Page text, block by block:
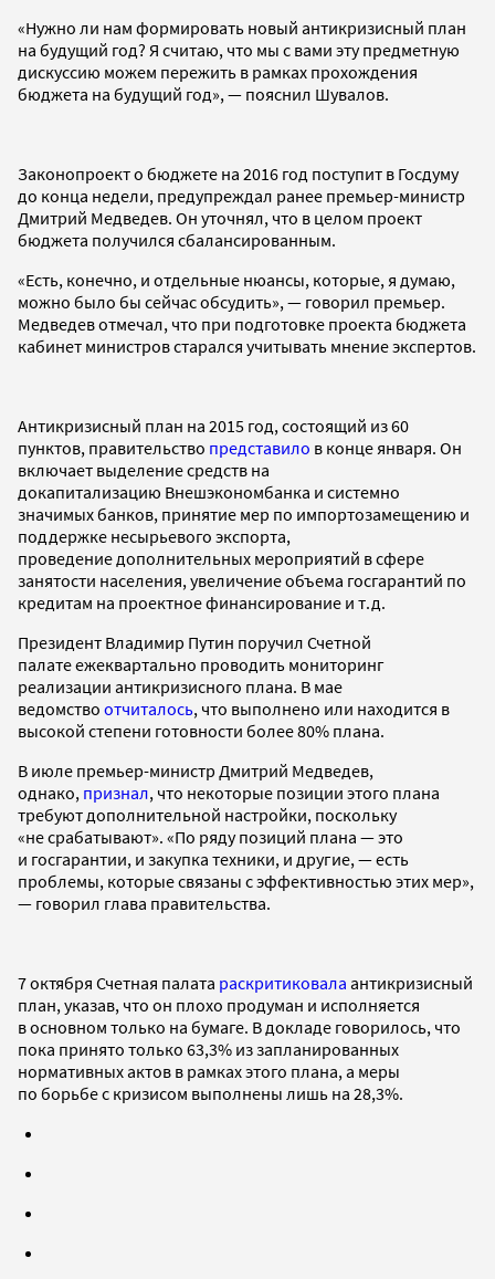
«Нужно ли нам формировать новый антикризисный план
на будущий год? Я считаю, что мы с вами эту предметную
дискуссию можем пережить в рамках прохождения
бюджета на будущий год», — пояснил Шувалов.
Законопроект о бюджете на 2016 год поступит в Госдуму
до конца недели, предупреждал ранее премьер-министр
Дмитрий Медведев. Он уточнял, что в целом проект
бюджета получился сбалансированным.
«Есть, конечно, и отдельные нюансы, которые, я думаю,
можно было бы сейчас обсудить», — говорил премьер.
Медведев отмечал, что при подготовке проекта бюджета
кабинет министров старался учитывать мнение экспертов.
Антикризисный план на 2015 год, состоящий из 60
пунктов, правительство представило в конце января. Он
включает выделение средств на
докапитализацию Внешэкономбанка и системно
значимых банков, принятие мер по импортозамещению и
поддержке несырьевого экспорта,
проведение дополнительных мероприятий в сфере
занятости населения, увеличение объема госгарантий по
кредитам на проектное финансирование и т.д.
Президент Владимир Путин поручил Счетной
палате ежеквартально проводить мониторинг
реализации антикризисного плана. В мае
ведомство отчиталось, что выполнено или находится в
высокой степени готовности более 80% плана.
В июле премьер-министр Дмитрий Медведев,
однако, признал, что некоторые позиции этого плана
требуют дополнительной настройки, поскольку
«не срабатывают». «По ряду позиций плана — это
и госгарантии, и закупка техники, и другие, — есть
проблемы, которые связаны с эффективностью этих мер»,
— говорил глава правительства.
7 октября Счетная палата раскритиковала антикризисный
план, указав, что он плохо продуман и исполняется
в основном только на бумаге. В докладе говорилось, что
пока принято только 63,3% из запланированных
нормативных актов в рамках этого плана, а меры
по борьбе с кризисом выполнены лишь на 28,3%.